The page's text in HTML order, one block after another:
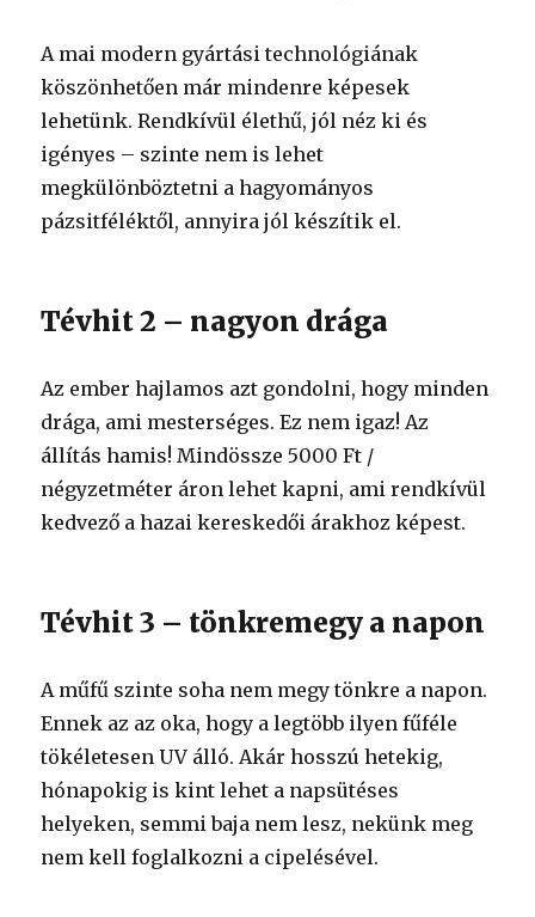
A mai modern gyártási technológiának
köszönhetően már mindenre képesek
lehetünk. Rendkívül élethű, jól néz ki és
igényes – szinte nem is lehet
megkülönböztetni a hagyományos
pázsitféléktől, annyira jól készítik el.
Tévhit 2 – nagyon drága
Az ember hajlamos azt gondolni, hogy minden
drága, ami mesterséges. Ez nem igaz! Az
állítás hamis! Mindössze 5000 Ft /
négyzetméter áron lehet kapni, ami rendkívül
kedvező a hazai kereskedői árakhoz képest.
Tévhit 3 – tönkremegy a napon
A műfű szinte soha nem megy tönkre a napon.
Ennek az az oka, hogy a legtöbb ilyen fűféle
tökéletesen UV álló. Akár hosszú hetekig,
hónapokig is kint lehet a napsütéses
helyeken, semmi baja nem lesz, nekünk meg
nem kell foglalkozni a cipelésével.